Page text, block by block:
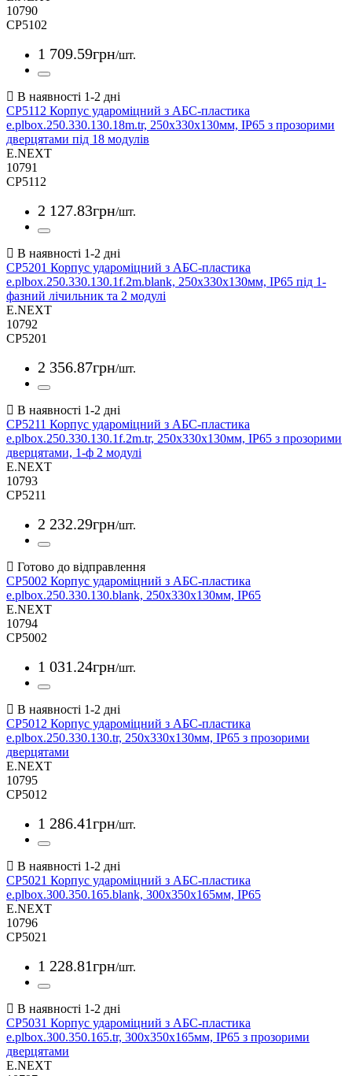
10790
CP5102
1 709.59грн/шт.
CP5112 Корпус удароміцний з АБС-пластика
e.plbox.250.330.130.18m.tr, 250х330х130мм, IP65 з прозорими
дверцятами під 18 модулів
E.NEXT
10791
CP5112
2 127.83грн/шт.
CP5201 Корпус удароміцний з АБС-пластика
e.plbox.250.330.130.1f.2m.blank, 250х330х130мм, IP65 під 1-
фазний лічильник та 2 модулі
E.NEXT
10792
CP5201
2 356.87грн/шт.
CP5211 Корпус удароміцний з АБС-пластика
e.plbox.250.330.130.1f.2m.tr, 250х330х130мм, IP65 з прозорими
дверцятами, 1-ф 2 модулі
E.NEXT
10793
CP5211
2 232.29грн/шт.
CP5002 Корпус удароміцний з АБС-пластика
e.plbox.250.330.130.blank, 250х330х130мм, IP65
E.NEXT
10794
CP5002
1 031.24грн/шт.
CP5012 Корпус удароміцний з АБС-пластика
e.plbox.250.330.130.tr, 250х330х130мм, IP65 з прозорими
дверцятами
E.NEXT
10795
CP5012
1 286.41грн/шт.
CP5021 Корпус удароміцний з АБС-пластика
e.plbox.300.350.165.blank, 300х350х165мм, IP65
E.NEXT
10796
CP5021
1 228.81грн/шт.
CP5031 Корпус удароміцний з АБС-пластика
e.plbox.300.350.165.tr, 300х350х165мм, IP65 з прозорими
дверцятами
E.NEXT